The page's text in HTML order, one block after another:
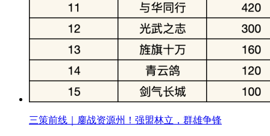
三策前线｜鏖战资源州！强盟林立，群雄争锋